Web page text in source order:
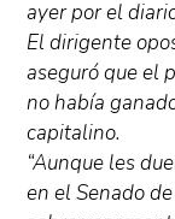
ayer por el
El dirigente
aseguró que el
no había
capitalino.
“Aunque les
en el Senado